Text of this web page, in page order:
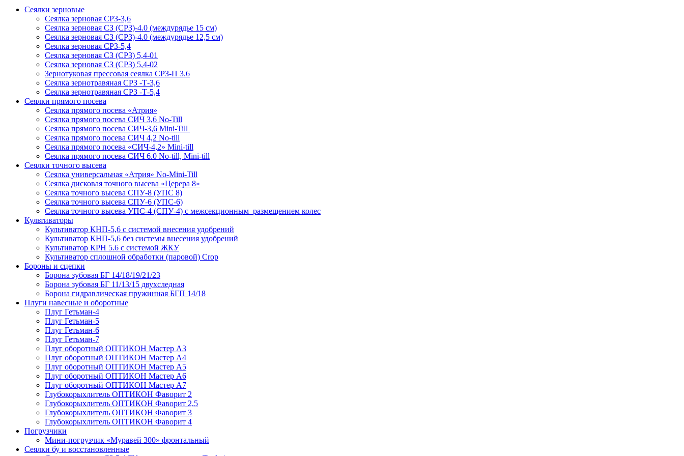
Сеялки зерновые
Сеялка зерновая СРЗ-3,6
Сеялка зерновая СЗ (СРЗ)-4.0 (междурядье 15 см)
Сеялка зерновая СЗ (СРЗ)-4.0 (междурядье 12,5 см)
Сеялка зерновая СРЗ-5,4
Сеялка зерновая СЗ (СРЗ) 5,4-01
Сеялка зерновая СЗ (СРЗ) 5,4-02
Зернотуковая прессовая сеялка СРЗ-П 3.6
Сеялка зернотравяная СРЗ -Т-3,6
Сеялка зернотравяная СРЗ -Т-5,4
Сеялки прямого посева
Сеялка прямого посева «Атрия»
Сеялка прямого посева СИЧ 3,6 No-Till
Сеялка прямого посева СИЧ-3,6 Mini-Till
Сеялка прямого посева СИЧ 4,2 No-till
Сеялка прямого посева «СИЧ-4,2» Mini-till
Сеялка прямого посева СИЧ 6.0 No-till, Mini-till
Сеялки точного высева
Сеялка универсальная «Атрия» No-Mini-Till
Сеялка дисковая точного высева «Церера 8»
Сеялка точного высева СПУ-8 (УПС 8)
Сеялка точного высева СПУ-6 (УПС-6)
Сеялка точного высева УПС-4 (СПУ-4) с межсекционным размещением колес
Культиваторы
Культиватор КНП-5,6 с системой внесения удобрений
Культиватор КНП-5,6 без системы внесения удобрений
Культиватор КРН 5.6 с системой ЖКУ
Культиватор сплошной обработки (паровой) Crop
Бороны и сцепки
Борона зубовая БГ 14/18/19/21/23
Борона зубовая БГ 11/13/15 двухследная
Борона гидравлическая пружинная БГП 14/18
Плуги навесные и оборотные
Плуг Гетьман-4
Плуг Гетьман-5
Плуг Гетьман-6
Плуг Гетьман-7
Плуг оборотный ОПТИКОН Мастер А3
Плуг оборотный ОПТИКОН Мастер А4
Плуг оборотный ОПТИКОН Мастер А5
Плуг оборотный ОПТИКОН Мастер А6
Плуг оборотный ОПТИКОН Мастер А7
Глубокорыхлитель ОПТИКОН Фаворит 2
Глубокорыхлитель ОПТИКОН Фаворит 2,5
Глубокорыхлитель ОПТИКОН Фаворит 3
Глубокорыхлитель ОПТИКОН Фаворит 4
Погрузчики
Мини-погрузчик «Муравей 300» фронтальный
Сеялки бу и восстановленные